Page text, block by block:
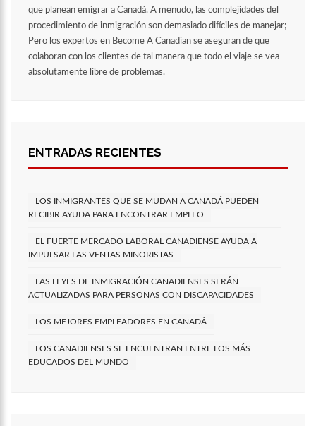
que planean emigrar a Canadá. A menudo, las complejidades del
procedimiento de inmigración son demasiado difíciles de manejar;
Pero los expertos en Become A Canadian se aseguran de que
colaboran con los clientes de tal manera que todo el viaje se vea
absolutamente libre de problemas.
ENTRADAS RECIENTES
LOS INMIGRANTES QUE SE MUDAN A CANADÁ PUEDEN
RECIBIR AYUDA PARA ENCONTRAR EMPLEO
EL FUERTE MERCADO LABORAL CANADIENSE AYUDA A
IMPULSAR LAS VENTAS MINORISTAS
LAS LEYES DE INMIGRACIÓN CANADIENSES SERÁN
ACTUALIZADAS PARA PERSONAS CON DISCAPACIDADES
LOS MEJORES EMPLEADORES EN CANADÁ
LOS CANADIENSES SE ENCUENTRAN ENTRE LOS MÁS
EDUCADOS DEL MUNDO